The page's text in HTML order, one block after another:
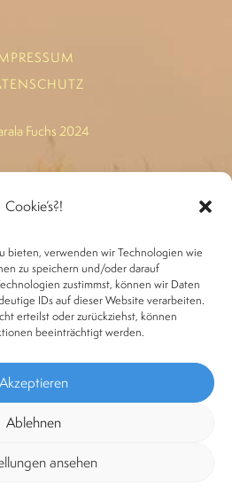
Cookie’s?!
bieten, verwenden wir Technologien wie
zu speichern und/oder darauf
zustimmst, können wir Daten
IDs auf dieser Website verarbeiten.
erteilst oder zurückziehst, können
beeinträchtigt werden.
Akzeptieren
Ablehnen
ansehen
Fuchs 2024
bezieht sich ausschließlich auf
in keinem Fall den Arzt oder
Heilpraktiker.